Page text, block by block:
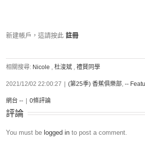
新建帳戶，這請按此 註冊
相關搜尋: Nicole , 杜浚斌 , 禮賢同學
2021/12/02 22:00:27 (第25季) 香蕉俱樂部, --
網台 -- 0條評論
評論
You must be logged in to post a comment.